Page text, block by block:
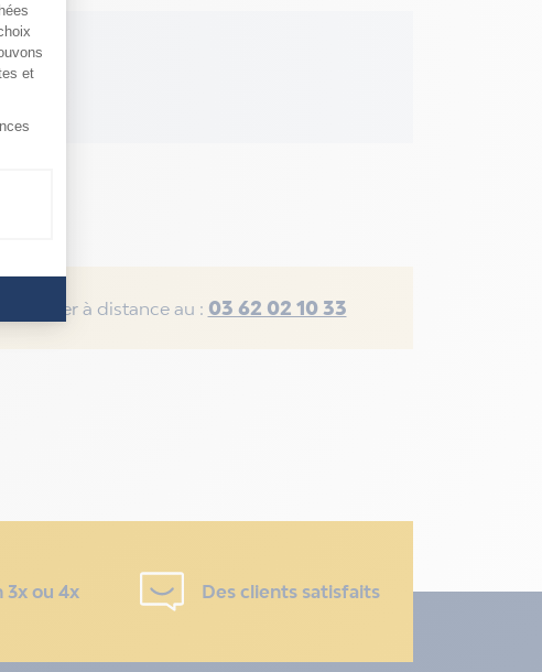
réparer à distance au : 03 62 02 10 33
3x ou 4x Des clients satisfaits